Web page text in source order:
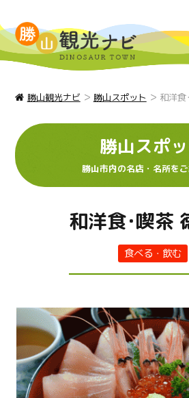
勝山観光ナビ > 勝山スポット > 和洋食
勝山スポ
勝山市内の名店・名所を
和洋食･喫茶
食べる・飲む